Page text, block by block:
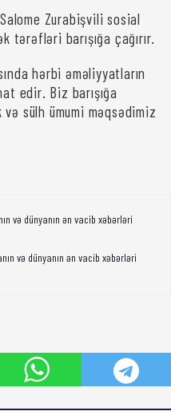
Zurabişvili sosial
tərəfləri barışığa çağırır.
hərbi əməliyyatların
edir. Biz barışığa
sülh ümumi məqsədimiz
və dünyanın ən vacib xəbərləri
və dünyanın ən vacib xəbərləri